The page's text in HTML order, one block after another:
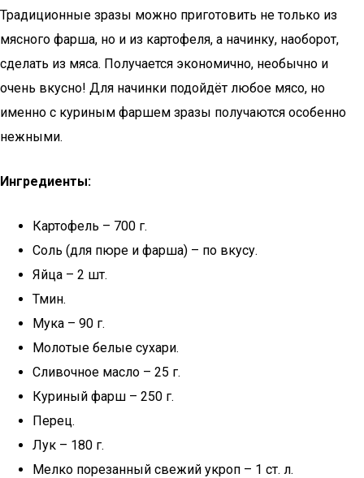
Традиционные зразы можно приготовить не только из
мясного фарша, но и из картофеля, а начинку, наоборот,
сделать из мяса. Получается экономично, необычно и
очень вкусно! Для начинки подойдёт любое мясо, но
именно с куриным фаршем зразы получаются особенно
нежными.
Ингредиенты:
Картофель – 700 г.
Соль (для пюре и фарша) – по вкусу.
Яйца – 2 шт.
Тмин.
Мука – 90 г.
Молотые белые сухари.
Сливочное масло – 25 г.
Куриный фарш – 250 г.
Перец.
Лук – 180 г.
Мелко порезанный свежий укроп – 1 ст. л.